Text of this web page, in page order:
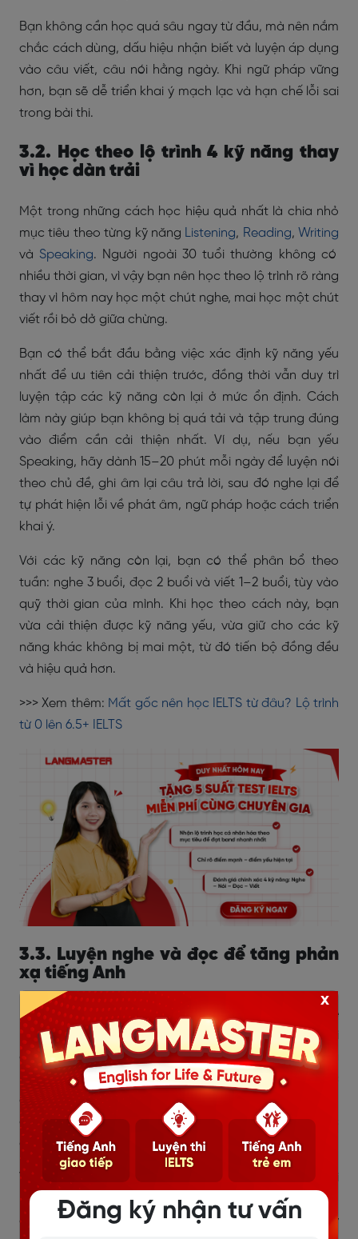
Bạn không cần học quá sâu ngay từ đầu, mà nên nắm
chắc cách dùng, dấu hiệu nhận biết và luyện áp dụng
vào câu viết, câu nói hằng ngày. Khi ngữ pháp vững
hơn, bạn sẽ dễ triển khai ý mạch lạc và hạn chế lỗi sai
trong bài thi.
3.2. Học theo lộ trình 4 kỹ năng thay
vì học dàn trải
Một trong những cách học hiệu quả nhất là chia nhỏ
mục tiêu theo từng kỹ năng Listening, Reading, Writing
và Speaking. Người ngoài 30 tuổi thường không có
nhiều thời gian, vì vậy bạn nên học theo lộ trình rõ ràng
thay vì hôm nay học một chút nghe, mai học một chút
viết rồi bỏ dở giữa chừng.
Bạn có thể bắt đầu bằng việc xác định kỹ năng yếu
nhất để ưu tiên cải thiện trước, đồng thời vẫn duy trì
luyện tập các kỹ năng còn lại ở mức ổn định. Cách
làm này giúp bạn không bị quá tải và tập trung đúng
vào điểm cần cải thiện nhất. Ví dụ, nếu bạn yếu
Speaking, hãy dành 15–20 phút mỗi ngày để luyện nói
theo chủ đề, ghi âm lại câu trả lời, sau đó nghe lại để
tự phát hiện lỗi về phát âm, ngữ pháp hoặc cách triển
khai ý.
Với các kỹ năng còn lại, bạn có thể phân bổ theo
tuần: nghe 3 buổi, đọc 2 buổi và viết 1–2 buổi, tùy vào
quỹ thời gian của mình. Khi học theo cách này, bạn
vừa cải thiện được kỹ năng yếu, vừa giữ cho các kỹ
năng khác không bị mai một, từ đó tiến bộ đồng đều
và hiệu quả hơn.
>>> Xem thêm: Mất gốc nên học IELTS từ đâu? Lộ trình
từ 0 lên 6.5+ IELTS
3.3. Luyện nghe và đọc để tăng phản
xạ tiếng Anh
Listening và Reading là hai kỹ năng rất phù hợp để
người đi làm luyện hằng ngày vì có thể tận dụng thời
gian ngắn trong ngày như lúc di chuyển, nghỉ trưa
hoặc trước khi ngủ. Với Listening, bạn nên nghe các
đoạn ngắn, nghe chậm trước rồi tăng dần tốc độ, sau
đó chép chính tả hoặc trả lời câu hỏi để kiểm tra mức
độ hiểu.
Với Reading, hãy luyện thói quen đọc tiếng Anh mỗi
ngày qua bài báo, bài blog hoặc tài liệu ngắn. Khi đọc,
đừng cố hiểu từng từ một mà hãy tập trung nắm ý
Đăng ký nhận tư vấn
x